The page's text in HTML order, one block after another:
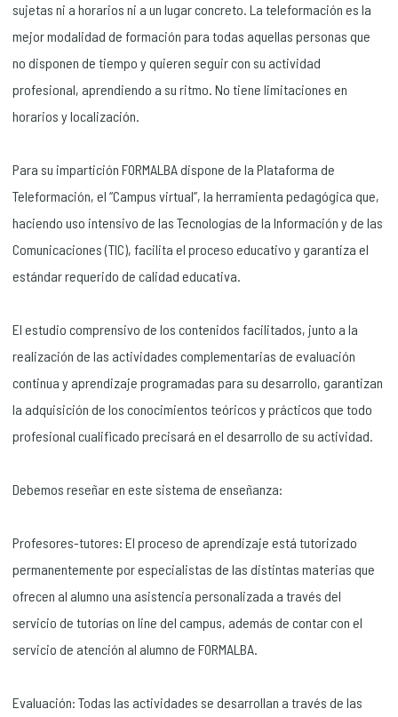
sujetas ni a horarios ni a un lugar concreto. La teleformación es la
mejor modalidad de formación para todas aquellas personas que
no disponen de tiempo y quieren seguir con su actividad
profesional, aprendiendo a su ritmo. No tiene limitaciones en
horarios y localización.
Para su impartición FORMALBA dispone de la Plataforma de
Teleformación, el “Campus virtual”, la herramienta pedagógica que,
haciendo uso intensivo de las Tecnologías de la Información y de las
Comunicaciones (TIC), facilita el proceso educativo y garantiza el
estándar requerido de calidad educativa.
El estudio comprensivo de los contenidos facilitados, junto a la
realización de las actividades complementarias de evaluación
continua y aprendizaje programadas para su desarrollo, garantizan
la adquisición de los conocimientos teóricos y prácticos que todo
profesional cualificado precisará en el desarrollo de su actividad.
Debemos reseñar en este sistema de enseñanza:
Profesores-tutores: El proceso de aprendizaje está tutorizado
permanentemente por especialistas de las distintas materias que
ofrecen al alumno una asistencia personalizada a través del
servicio de tutorías on line del campus, además de contar con el
servicio de atención al alumno de FORMALBA.
Evaluación: Todas las actividades se desarrollan a través de las